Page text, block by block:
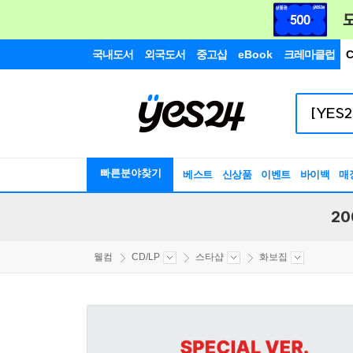
국내도서 외국도서 중고샵 eBook 크레마클럽
빠른분야찾기 베스트 신상품 이벤트 바이백 매
웰컴 CD/LP 스타샵 화보집